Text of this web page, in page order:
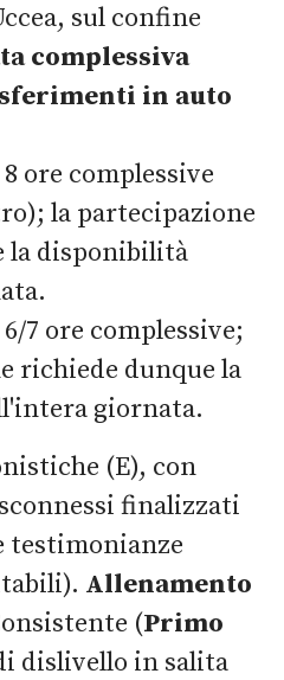
sul confine
complessiva
in auto
ore complessive
la partecipazione
la disponibilità
7 ore complessive;
richiede dunque la
giornata.
(E), con
finalizzati
testimonianze
Allenamento
(Primo
dislivello in salita